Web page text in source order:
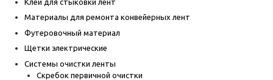
Материалы для ремонта конвейерных лент
Футеровочный материал
Щетки электрические
Системы очистки ленты
Скребок первичной очистки